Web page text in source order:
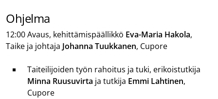
Ohjelma
12:00 Avaus, kehittämispäällikkö Eva-Maria Hakola,
Taike ja johtaja Johanna Tuukkanen, Cupore
Taiteilijoiden työn rahoitus ja tuki, erikoistutkija
Minna Ruusuvirta ja tutkija Emmi Lahtinen,
Cupore